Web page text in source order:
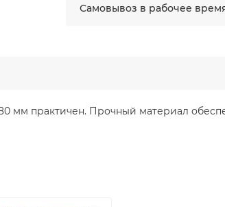
Самовывоз в рабочее
мм практичен. Прочный материал